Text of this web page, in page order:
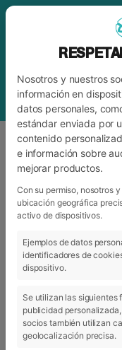
ETIQUETA
28 Feb 2019
Nosotros y nuestros
información en
datos personales,
estándar enviada por
contenido
e información sobre
mejorar productos.
Con su permiso, nosotros
ubicación geográfica
activo de dispositivos.
Ejemplos de datos
identificadores de
dispositivo.
Se utilizan las siguientes
publicidad
socios también utilizan
geolocalización precisa.